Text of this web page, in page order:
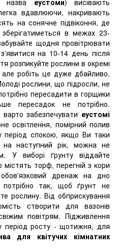
вдавлюючи, накривають
на сонячне підвіконня, де
в межах 23-
щодня провітрювати
на 10-14 день після
розпикуйте рослини в окремі
робіть це дуже дбайливо,
рослини, що підросли, не
пересадити в горщики
пересадок не потрібно.
забезпечувати еустомі
освітлення, помірний полив
спокою, якщо Ви таки
на наступний рік, можна не
У виборі ґрунту віддайте
торф, перегній з кори
дренаж на дно
потрібно так, щоб ґрунт не
рослину. Від обприскування
створити для вазонів
повітрям. Підживлення
період росту - щотижня, для
для квітучих кімнатних